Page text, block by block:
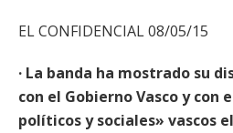
EL CONFIDENCIAL 08/05/15
· La banda ha mostrado su
con el Gobierno Vasco y con
políticos y sociales» vascos